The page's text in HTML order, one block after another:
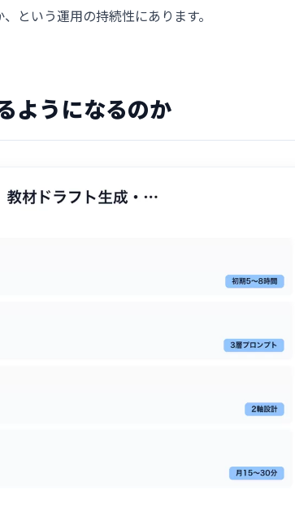
という運用の持続性にあります。
ようになるのか